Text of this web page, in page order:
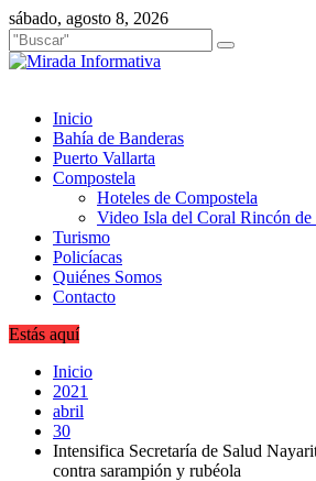
Saltar
al
contenido
sábado, agosto 8, 2026
Inicio
Bahía de Banderas
Puerto Vallarta
Compostela
Hoteles de Compostela
Video Isla del Coral Rincón de
Turismo
Policíacas
Quiénes Somos
Contacto
Estás aquí
Inicio
2021
abril
30
Intensifica Secretaría de Salud
contra sarampión y rubéola